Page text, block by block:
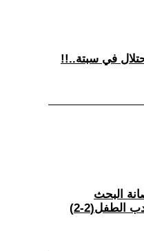
البحث
الطفل(2-2)